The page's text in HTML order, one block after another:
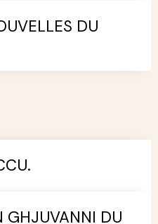
DU
GHJUVANNI DU